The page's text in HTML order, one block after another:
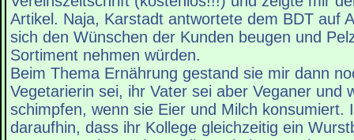
Artikel. Naja, Karstadt antwortete dem BDT auf
sich den Wünschen der Kunden beugen und
Sortiment nehmen würden.
Beim Thema Ernährung gestand sie mir dann
Vegetarierin sei, ihr Vater sei aber Veganer und
schimpfen, wenn sie Eier und Milch konsumiert.
daraufhin, dass ihr Kollege gleichzeitig ein